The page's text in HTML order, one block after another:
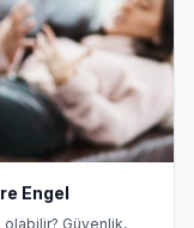
Engel
Güvenlik,